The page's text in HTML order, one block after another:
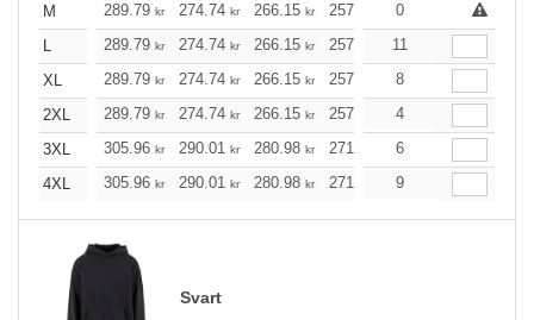
M
289.79 kr 274.74 kr 266.15 kr 257.57 238.28
0
L
289.79 kr 274.74 kr 266.15 kr 257.57 244.74
11
XL
289.79 kr 274.74 kr 266.15 kr 257.57
8
2XL
289.79 kr 274.74 kr 266.15 kr 257.57
4
3XL
305.96 kr 290.01 kr 280.98 kr 271.95
6
4XL
305.96 kr 290.01 kr 280.98 kr 271.95 9
Svart